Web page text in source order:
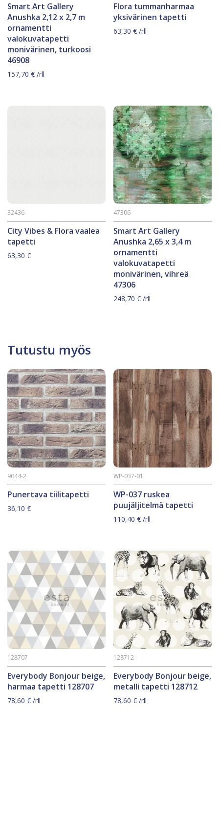
Smart Art Gallery
Anushka 2,12 x 2,7 m
ornamentti
valokuvatapetti
monivärinen, turkoosi
46908
157,70 € /rll
Flora tummanharmaa
yksivärinen tapetti
63,30€ /rll
City Vibes & Flora vaalea
tapetti
32436
63,30 €
Smart Art Gallery
Anushka 2,65 x 3,4 m
ornamentti
valokuvatapetti
monivärinen, vihreä
47306
47306
248,70€ /rll
Tutustu myös
Punertava tiilitapetti
9044-2
36,10 €
WP-037 ruskea
puujäljitelmä tapetti
WP-037-01
110,40€ /rll
Everybody Bonjour beige,
harmaa tapetti 128707
128707
78,60 € /rll
Everybody Bonjour beige,
metalli tapetti 128712
128712
78,60€ /rll